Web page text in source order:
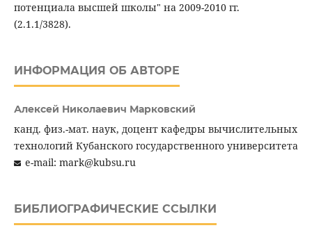
потенциала высшей школы" на 2009-2010 гг.
(2.1.1/3828).
ИНФОРМАЦИЯ ОБ АВТОРЕ
Алексей Николаевич Марковский
канд. физ.-мат. наук, доцент кафедры вычислительных
технологий Кубанского государственного университета
e-mail: mark@kubsu.ru
БИБЛИОГРАФИЧЕСКИЕ ССЫЛКИ